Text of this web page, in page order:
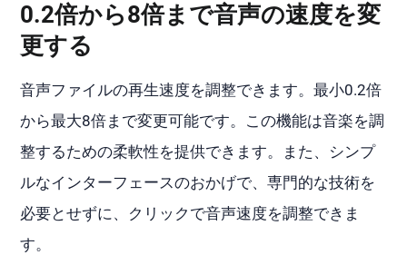
0.2倍から8倍まで音声の速度を変
更する
音声ファイルの再生速度を調整できます。最小0.2倍
から最大8倍まで変更可能です。この機能は音楽を調
整するための柔軟性を提供できます。また、シンプ
ルなインターフェースのおかげで、専門的な技術を
必要とせずに、クリックで音声速度を調整できま
す。